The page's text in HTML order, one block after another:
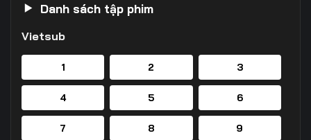
Danh sách tập phim
Vietsub
1 2 3
4 5 6
7 8 9